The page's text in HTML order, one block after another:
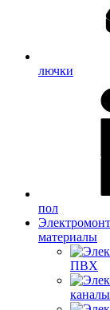
лючки
пол
материалы
ПВХ